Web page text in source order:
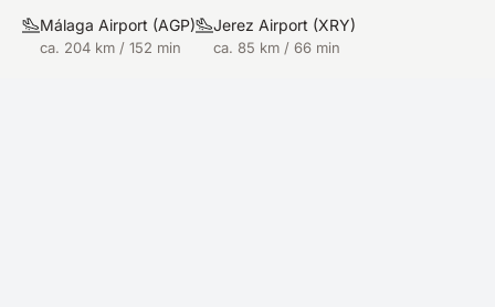
Málaga Airport (AGP)
ca. 204 km / 152 min
Jerez Airport (XRY)
ca. 85 km / 66 min